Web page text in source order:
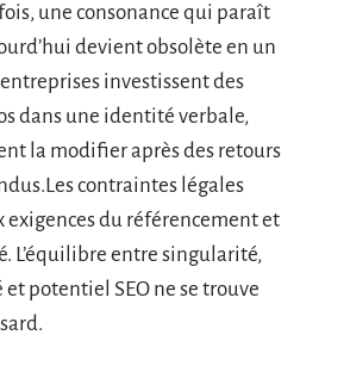
une consonance qui paraît
devient obsolète en un
investissent des
dans une identité verbale,
la modifier après des retours
contraintes légales
exigences du référencement et
L’équilibre entre singularité,
potentiel SEO ne se trouve